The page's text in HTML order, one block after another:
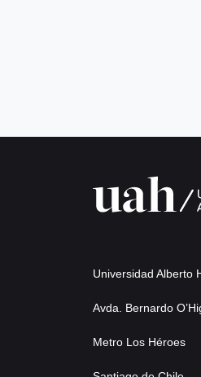
Universidad Alberto
Avda. Bernardo
Metro Los Héroes